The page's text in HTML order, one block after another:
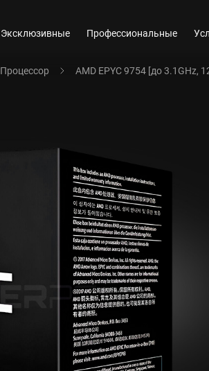
Эксклюзивные Профессиональные
Процессор AMD EPYC 9754 [до 3.1GHz,